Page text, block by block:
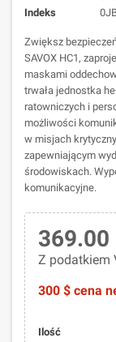
Indeks
Zwiększ
SAVOX HC1,
maskami
trwała jednostka
ratowniczych i
możliwości
w misjach
zapewniającym
środowiskach.
komunikacyjne.
369.00
Z podatkiem
300 $ cena
Ilość